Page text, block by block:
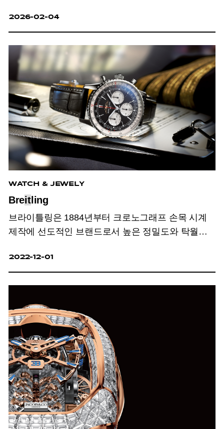
통해 경험하고 네트워킹 할 수 있는 커뮤니티 입니다.
멤버십 가입 문의 : 배상현 •
m7@noblessedigital.com
2026-02-04
WATCH & JEWELY
Breitling
브라이틀링은 1884년부터 크로노그래프 손목 시계
제작에 선도적인 브랜드로서 높은 정밀도와 탁월한
왔습니다. 널리 알려진 혁신 정신을 통해
브라이틀링은 과학과 스포츠, 기술 분야에서도
특별한 위치를 차지하고 있습니다. 브라이틀링은
무브먼트를 자체 제작하고 있으며, 스위스의 COSC
크로노미터 인증(COSC-certified chronometer, made
in Sw
zerland)을 통해 보증합니다.
2022-12-01